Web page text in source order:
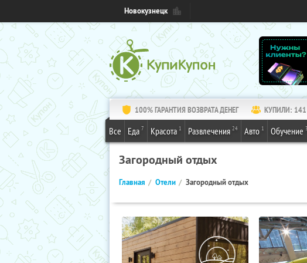
Новокузнецк
100% ГАРАНТИЯ ВОЗВРАТА ДЕНЕГ КУПИЛИ:
Все Еда 7 Красота 1 Развлечения 24 Авто 1 Обучение
Загородный отдых
Главная Отели Загородный отдых